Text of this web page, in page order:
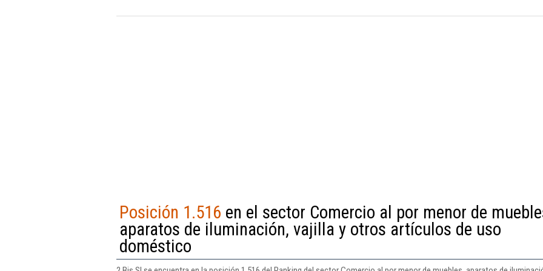
Posición 1.516 en el sector Comercio al por menor de
aparatos de iluminación, vajilla y otros artículos de uso
doméstico